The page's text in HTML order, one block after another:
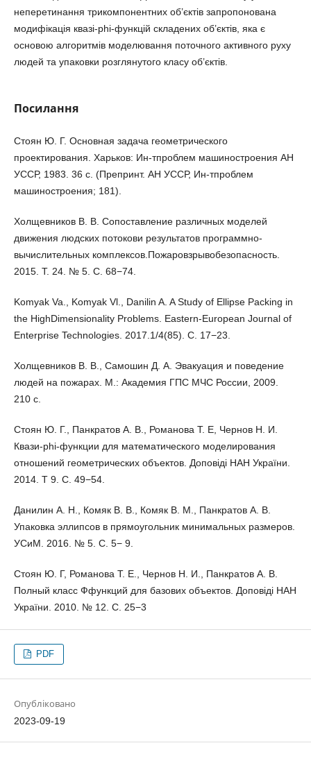
неперетинання трикомпонентних об’єктів запропонована
модифікація квазі-phi-функцій складених об’єктів, яка є
основою алгоритмів моделювання поточного активного руху
людей та упаковки розглянутого класу об’єктів.
Посилання
Стоян Ю. Г. Основная задача геометрического
проектирования. Харьков: Ин-тпроблем машиностроения АН
УССР, 1983. 36 с. (Препринт. АН УССР, Ин-тпроблем
машиностроения; 181).
Холщевников В. В. Сопоставление различных моделей
движения людских потокови результатов программно-
вычислительных комплексов.Пожаровзрывобезопасность.
2015. Т. 24. № 5. С. 68−74.
Komyak Va., Komyak Vl., Danilin A. A Study of Ellipse Packing in
the HighDimensionality Problems. Eastern-European Journal of
Enterprise Technologies. 2017.1/4(85). С. 17−23.
Холщевников В. В., Самошин Д. А. Эвакуация и поведение
людей на пожарах. М.: Академия ГПС МЧС России, 2009.
210 с.
Стоян Ю. Г., Панкратов А. В., Романова Т. Е, Чернов Н. И.
Квази-phi-функции для математического моделирования
отношений геометрических объектов. Доповіді НАН України.
2014. Т 9. С. 49−54.
Данилин А. Н., Комяк В. В., Комяк В. М., Панкратов А. В.
Упаковка эллипсов в прямоугольник минимальных размеров.
УСиМ. 2016. № 5. С. 5− 9.
Стоян Ю. Г, Романова Т. Е., Чернов Н. И., Панкратов А. В.
Полный класс Ффункций для базових объектов. Доповіді НАН
України. 2010. № 12. C. 25−3
PDF
Опубліковано
2023-09-19